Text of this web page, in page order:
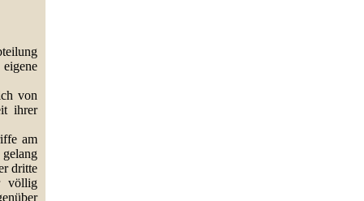
von
ihrer
am
dritte
völlig